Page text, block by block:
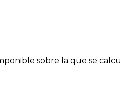
sobre la que se